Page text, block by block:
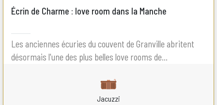
Écrin de Charme : love room dans la Manche
Les anciennes écuries du couvent de Granville abritent
désormais l'une des plus belles love rooms de...
Jacuzzi